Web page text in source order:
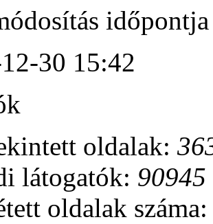
időpontja
30 15:42
oldalak:
látogatók: 90945
oldalak